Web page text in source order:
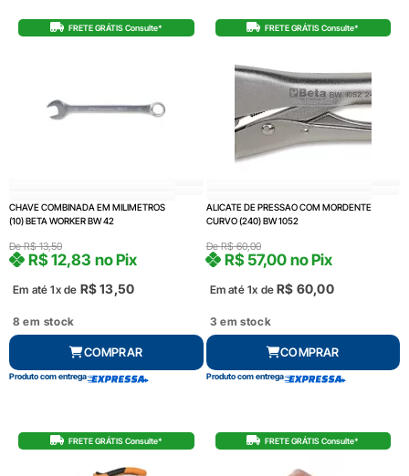
FRETE GRÁTIS Consulte*
CHAVE COMBINADA EM MILIMETROS
(10) BETA WORKER BW 42
DeR$13,50
Em até 1x de R$13,50
R$12,83 no Pix
8 em stock
COMPRAR
Produto com entrega
FRETE GRÁTIS Consulte*
ALICATE DE PRESSAO COM MORDENTE
CURVO (240) BW 1052
DeR$60,00
Em até 1x deR$ 60,00
R$ 57,00 no Pix
3 em stock
COMPRAR
Produto com entrega
FRETE GRÁTIS Consulte* FRETE GRÁTIS Consulte*